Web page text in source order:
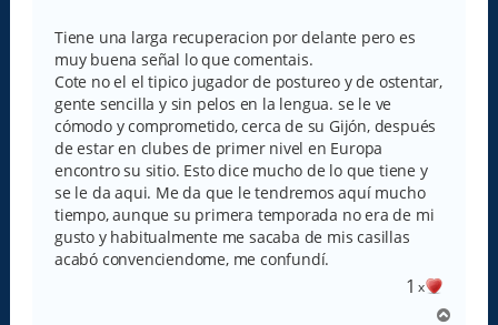
s
a
j
e
Tiene una larga recuperacion por delante pero es
muy buena señal lo que comentais.
Cote no el el tipico jugador de postureo y de ostentar,
gente sencilla y sin pelos en la lengua. se le ve
cómodo y comprometido, cerca de su Gijón, después
de estar en clubes de primer nivel en Europa
encontro su sitio. Esto dice mucho de lo que tiene y
se le da aqui. Me da que le tendremos aquí mucho
tiempo, aunque su primera temporada no era de mi
gusto y habitualmente me sacaba de mis casillas
acabó convenciendome, me confundí.
1 x